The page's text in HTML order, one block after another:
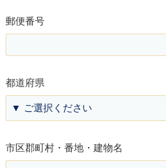
郵便番号
都道府県
市区郡町村・番地・建物名